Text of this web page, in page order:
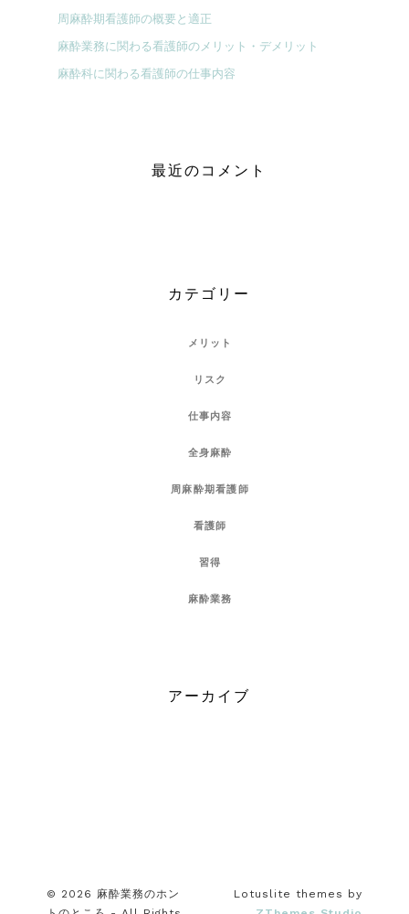
周麻酔期看護師の概要と適正
麻酔業務に関わる看護師のメリット・デメリット
麻酔科に関わる看護師の仕事内容
最近のコメント
カテゴリー
メリット
リスク
仕事内容
全身麻酔
周麻酔期看護師
看護師
習得
麻酔業務
アーカイブ
© 2026 麻酔業務のホン
Lotuslite themes by